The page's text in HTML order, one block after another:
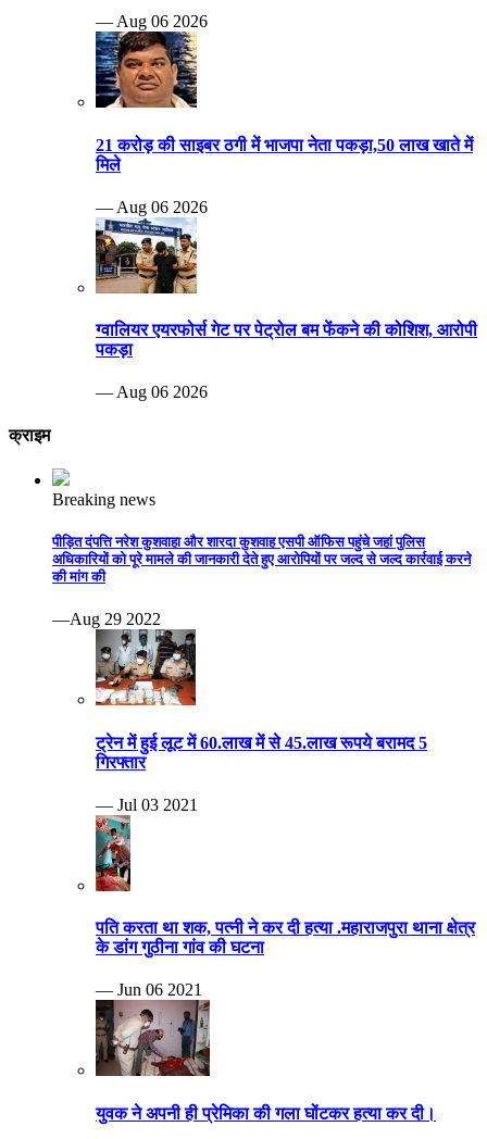
— Aug 06 2026
21 करोड़ की साइबर ठगी में भाजपा नेता पकड़ा,50 लाख खाते में
मिले
— Aug 06 2026
ग्वालियर एयरफोर्स गेट पर पेट्रोल बम फेंकने की कोशिश, आरोपी
पकड़ा
— Aug 06 2026
क्राइम
Breaking news
पीड़ित दंपत्ति नरेश कुशवाहा और शारदा कुशवाह एसपी ऑफिस पहुंचे जहां पुलिस
अधिकारियों को पूरे मामले की जानकारी देते हुए आरोपियों पर जल्द से जल्द कार्रवाई करने
की मांग की
—Aug 29 2022
ट्रेन में हुई लूट में 60.लाख में से 45.लाख रूपये बरामद 5
गिरफ्तार
— Jul 03 2021
पति करता था शक, पत्नी ने कर दी हत्या .महाराजपुरा थाना क्षेत्र
के डांग गुठीना गांव की घटना
— Jun 06 2021
युवक ने अपनी ही प्रेमिका की गला घोंटकर हत्या कर दी।